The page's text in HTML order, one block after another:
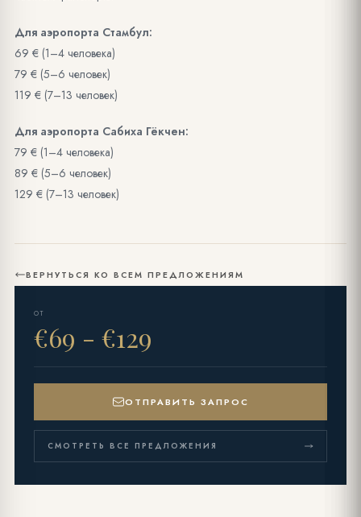
Для аэропорта Стамбул:
69 € (1–4 человека)
79 € (5–6 человек)
119 € (7–13 человек)
Для аэропорта Сабиха Гёкчен:
79 € (1–4 человека)
89 € (5–6 человек)
129 € (7–13 человек)
ВЕРНУТЬСЯ КО ВСЕМ ПРЕДЛОЖЕНИЯМ
ОТ
€69 - €129
ОТПРАВИТЬ ЗАПРОС
СМОТРЕТЬ ВСЕ ПРЕДЛОЖЕНИЯ